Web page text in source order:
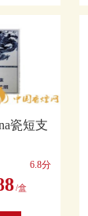
瓷短支
6.8分
/盒